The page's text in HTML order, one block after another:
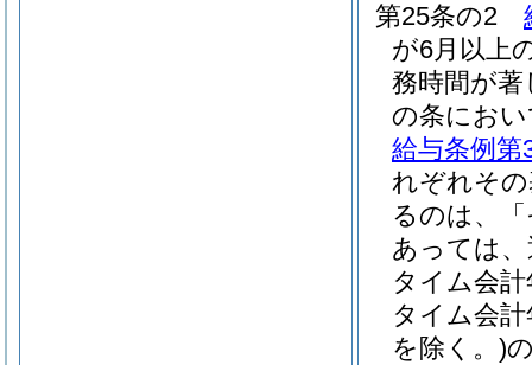
第25条の2
が6月以上
務時間が
の条にお
給与条例第
れぞれそ
るのは、
あっては
タイム会
タイム会
を除く。)